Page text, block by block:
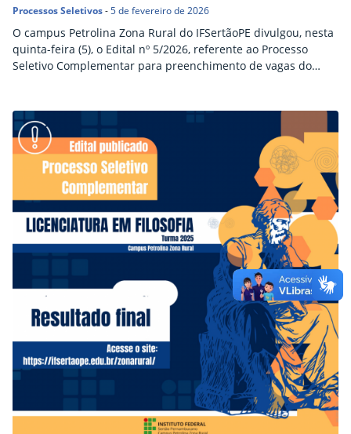
Processos Seletivos-5 de fevereiro de 2026
O campus Petrolina Zona Rural do IFSertãoPE divulgou, nesta
quinta-feira (5), o Edital nº 5/2026, referente ao Processo
Seletivo Complementar para preenchimento de vagas do
de preenchimento de formulário eletrônico, no prazo de 9 a
18 de fevereiro. Os interessados devem ter concluído o…